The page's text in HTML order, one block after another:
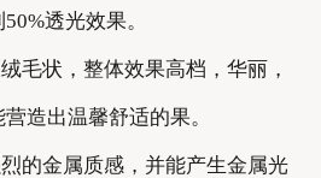
透光效果。
毛状，整体效果高档，华丽，
造出温馨舒适的果。
的金属质感，并能产生金属光